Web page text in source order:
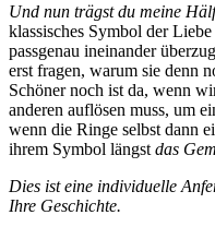
Und nun trägst du meine
klassisches Symbol der
passgenau ineinander
erst fragen, warum sie denn
Schöner noch ist da, wenn
anderen auflösen muss, um
wenn die Ringe selbst dann
ihrem Symbol längst das
Dies ist eine individuelle
Ihre Geschichte.